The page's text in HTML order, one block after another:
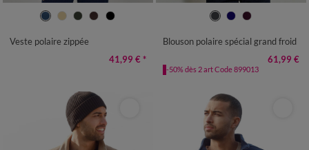
L XL XXL 3XL 4XL
Veste polaire zippée
41,99 € *
XXL 3XL
Blouson polaire spécial grand froid
61,99 €
-50% dès 2 art Code 899013